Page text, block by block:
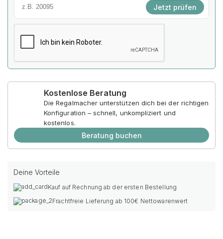
Jetzt prüfen
Kostenlose Beratung
Die Regalmacher unterstützen dich bei der richtigen
Konfiguration – schnell, unkompliziert und
kostenlos.
Beratung buchen
Deine Vorteile
Kauf auf Rechnung ab der ersten Bestellung
Frachtfreie Lieferung ab 100€ Nettowarenwert